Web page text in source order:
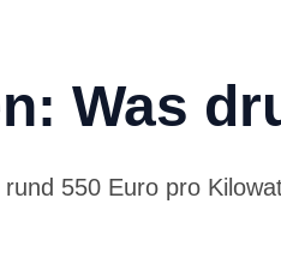
Was
550 Euro pro